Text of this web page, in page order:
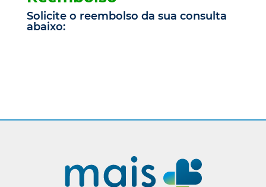
Solicite o reembolso da sua consulta
abaixo: